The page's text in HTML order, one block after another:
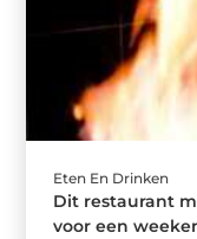
Eten En Drinken
Dit restaurant
voor een